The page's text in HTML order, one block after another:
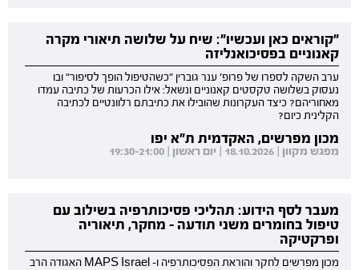
"קוראים כאן ועכשיו": שיח על שלושה תיאורי מקרה
קאנוניים בפסיכואנליזה
ערב השקה לספרו של פרופ' ענר גוברין "כשהטיפול הופך לסיפור" ובו
נעסוק בשלושה טקסטים קאנוניים ונשאל: אילו הכרעות של כתיבה עמדו
מאחוריהם? כיצד העקרונות שהובילו את כתיבתם רלוונטיים לכתיבה
הקלינית כיום?
מכון מפרשים, האקדמית ת"א יפו
מפגש מקוון | 18.10.2026 | יום ראשון | 19:30-21:00
מעבר לסף הידוע: תהליכי פסיכותרפיה בשילוב עם
טיפול בחומרים משני תודעה - מחקר, תיאוריה
ופרקטיקה
מכון מפרשים לחקר והוראת הפסיכותרפיה ו- MAPS Israel האגודה הרב